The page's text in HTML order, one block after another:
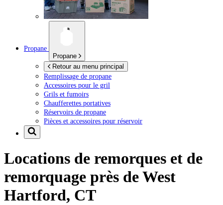
Propane
Propane
Retour au menu principal
Remplissage de propane
Accessoires pour le gril
Grils et fumoirs
Chaufferettes portatives
Réservoirs de propane
Pièces et accessoires pour réservoir
Locations de remorques et de
remorquage près deWest
Hartford, CT